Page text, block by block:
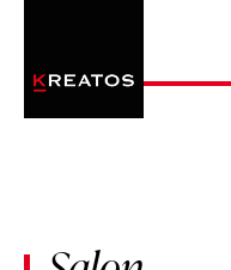
naar
inhoud